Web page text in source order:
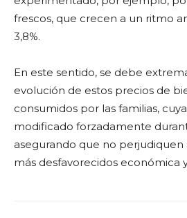
frescos, que crecen a un ritmo
3,8%.
En este sentido, se debe
evolución de estos precios de
consumidos por las familias,
modificado forzadamente
asegurando que no perjudiquen
más desfavorecidos económica